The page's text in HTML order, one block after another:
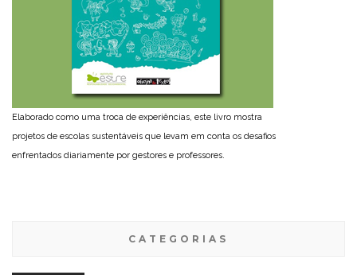
Elaborado como uma troca de experiências, este livro mostra
projetos de escolas sustentáveis que levam em conta os desafios
enfrentados diariamente por gestores e professores.
CATEGORIAS